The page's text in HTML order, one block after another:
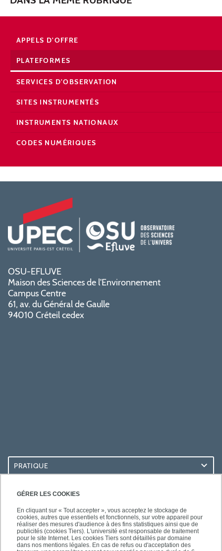
GÉRER LES COOKIES
En cliquant sur « Tout accepter », vous acceptez le stockage de
cookies, autres que essentiels et fonctionnels, sur votre appareil pour
réaliser des mesures d'audience à des fins statistiques ainsi que de
publicités (cookies Tiers). L'université est responsable de traitement
pour le site Internet. Les cookies Tiers sont détaillés par domaine
dans nos mentions légales. En cas de refus ou d'acceptation des
APPELS D'OFFRE
PLATEFORMES
SERVICES D'OBSERVATION
SITES INSTRUMENTÉS
INSTRUMENTS NATIONAUX
CODES NUMÉRIQUES
OSU-EFLUVE
Maison des Sciences de l'Environnement
Campus Centre
61, av. du Général de Gaulle
94010 Créteil cedex
PRATIQUE
ACCÈS RAPIDES
SUIVEZ-NOUS